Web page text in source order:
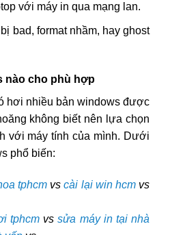
với máy in qua mạng lan.
bad, format nhầm, hay ghost
nào cho phù hợp
hơi nhiều bản windows được
không biết nên lựa chọn
với máy tính của mình. Dưới
phổ biến:
tphcm vscài lại win hcmvs
tphcm vssửa máy in tại nhà